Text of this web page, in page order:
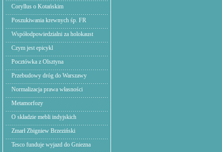
Coryllus o Kotańskim
Poszukiwania krewnych śp. FR
Współodpowiedzialni za holokaust
Czym jest epicykl
Pocztówka z Olsztyna
Przebudowy dróg do Warszawy
Normalizacja prawa własności
Metamorfozy
O składzie mebli indyjskich
Zmarł Zbigniew Brzeziński
Tesco funduje wyjazd do Gniezna